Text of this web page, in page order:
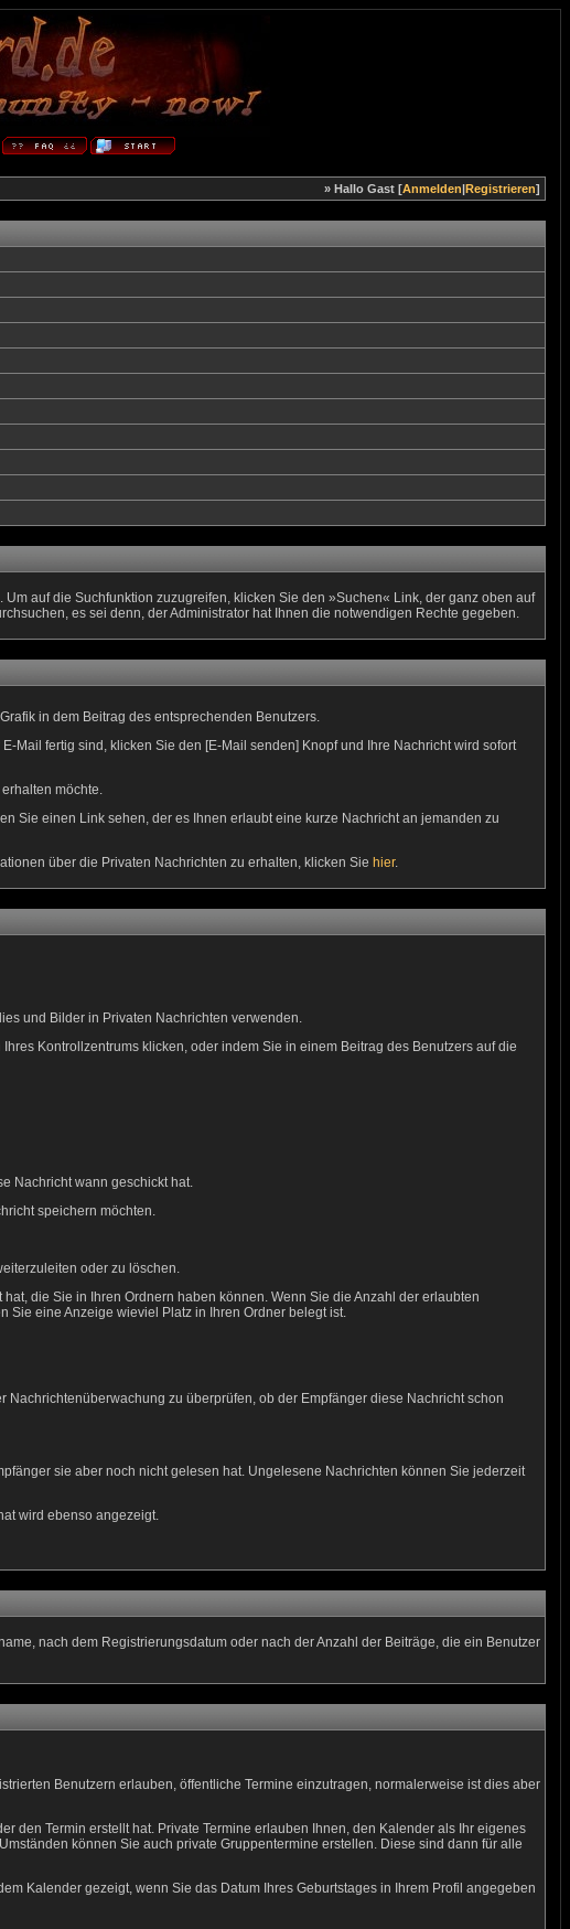
» Hallo Gast [Anmelden|Registrieren]
auf die Suchfunktion zuzugreifen, klicken Sie den »Suchen« Link, der ganz oben auf
es sei denn, der Administrator hat Ihnen die notwendigen Rechte gegeben.
in dem Beitrag des entsprechenden Benutzers.
Mail fertig sind, klicken Sie den [E-Mail senden] Knopf und Ihre Nachricht wird sofort
möchte.
Sie einen Link sehen, der es Ihnen erlaubt eine kurze Nachricht an jemanden zu
über die Privaten Nachrichten zu erhalten, klicken Sie hier.
und Bilder in Privaten Nachrichten verwenden.
Kontrollzentrums klicken, oder indem Sie in einem Beitrag des Benutzers auf die
Nachricht wann geschickt hat.
speichern möchten.
oder zu löschen.
die Sie in Ihren Ordnern haben können. Wenn Sie die Anzahl der erlaubten
Sie eine Anzeige wieviel Platz in Ihren Ordner belegt ist.
zu überprüfen, ob der Empfänger diese Nachricht schon
sie aber noch nicht gelesen hat. Ungelesene Nachrichten können Sie jederzeit
wird ebenso angezeigt.
nach dem Registrierungsdatum oder nach der Anzahl der Beiträge, die ein Benutzer
Benutzern erlauben, öffentliche Termine einzutragen, normalerweise ist dies aber
Termin erstellt hat. Private Termine erlauben Ihnen, den Kalender als Ihr eigenes
können Sie auch private Gruppentermine erstellen. Diese sind dann für alle
Kalender gezeigt, wenn Sie das Datum Ihres Geburtstages in Ihrem Profil angegeben